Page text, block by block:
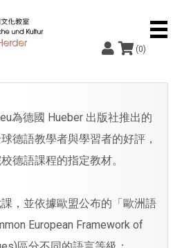
(0)
為德國 Hueber 出版社推出的
德語教學者與學習者的好評，
德語課程的指定教材。
，並依據歐盟公布的「歐洲語
European Framework of